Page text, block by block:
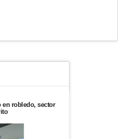
en robledo, sector